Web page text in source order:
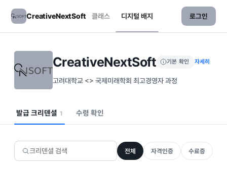
CreativeNextSoft 클래스 디지털 배지 로그인
CreativeNextSoft 기본 확인 자세히
고려대학교 <> 국제미래학회 최고경영자 과정
발급 크리덴셜 1 수령 확인
전체 자격인증 수료증